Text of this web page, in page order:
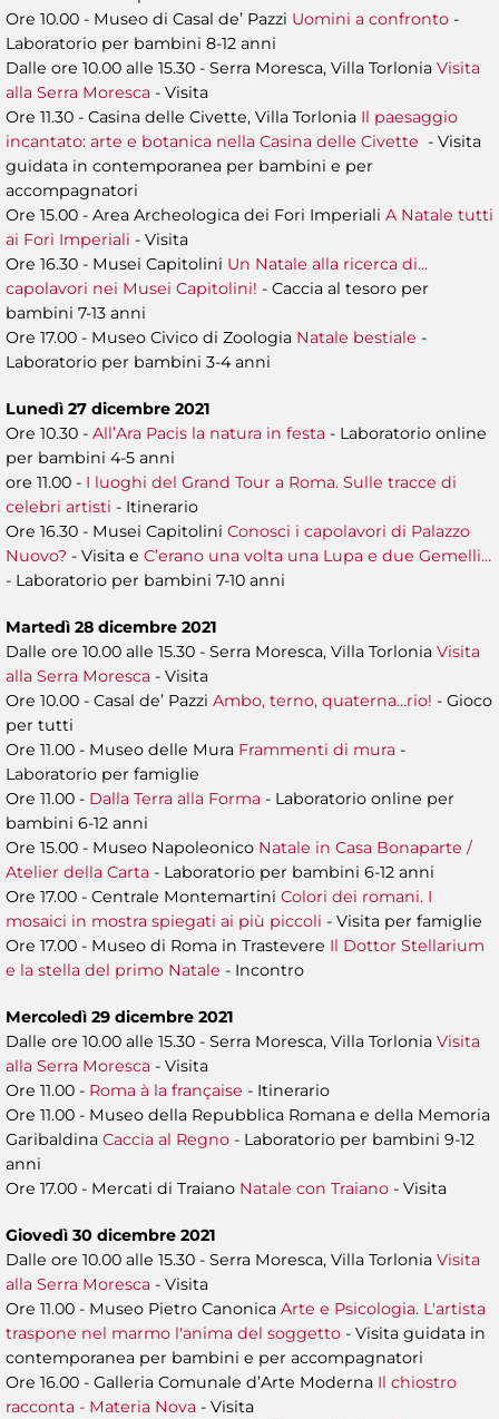
Ore 10.00 - Museo di Casal de’ Pazzi Uomini a confronto -
Laboratorio per bambini 8-12 anni
Dalle ore 10.00 alle 15.30 - Serra Moresca, Villa Torlonia Visita
alla Serra Moresca - Visita
Ore 11.30 - Casina delle Civette, Villa Torlonia Il paesaggio
incantato: arte e botanica nella Casina delle Civette - Visita
guidata in contemporanea per bambini e per
accompagnatori
Ore 15.00 - Area Archeologica dei Fori Imperiali A Natale tutti
ai Fori Imperiali - Visita
Ore 16.30 - Musei Capitolini Un Natale alla ricerca di...
capolavori nei Musei Capitolini! - Caccia al tesoro per
bambini 7-13 anni
Ore 17.00 - Museo Civico di Zoologia Natale bestiale -
Laboratorio per bambini 3-4 anni
Lunedì 27 dicembre 2021
Ore 10.30 - All’Ara Pacis la natura in festa - Laboratorio online
per bambini 4-5 anni
ore 11.00 - I luoghi del Grand Tour a Roma. Sulle tracce di
celebri artisti - Itinerario
Ore 16.30 - Musei Capitolini Conosci i capolavori di Palazzo
Nuovo? - Visita e C’erano una volta una Lupa e due Gemelli…
- Laboratorio per bambini 7-10 anni
Martedì 28 dicembre 2021
Dalle ore 10.00 alle 15.30 - Serra Moresca, Villa Torlonia Visita
alla Serra Moresca - Visita
Ore 10.00 - Casal de’ Pazzi Ambo, terno, quaterna…rio! - Gioco
per tutti
Ore 11.00 - Museo delle Mura Frammenti di mura -
Laboratorio per famiglie
Ore 11.00 - Dalla Terra alla Forma - Laboratorio online per
bambini 6-12 anni
Ore 15.00 - Museo Napoleonico Natale in Casa Bonaparte /
Atelier della Carta - Laboratorio per bambini 6-12 anni
Ore 17.00 - Centrale Montemartini Colori dei romani. I
mosaici in mostra spiegati ai più piccoli - Visita per famiglie
Ore 17.00 - Museo di Roma in Trastevere Il Dottor Stellarium
e la stella del primo Natale - Incontro
Mercoledì 29 dicembre 2021
Dalle ore 10.00 alle 15.30 - Serra Moresca, Villa Torlonia Visita
alla Serra Moresca - Visita
Ore 11.00 - Roma à la française - Itinerario
Ore 11.00 - Museo della Repubblica Romana e della Memoria
Garibaldina Caccia al Regno - Laboratorio per bambini 9-12
anni
Ore 17.00 - Mercati di Traiano Natale con Traiano - Visita
Giovedì 30 dicembre 2021
Dalle ore 10.00 alle 15.30 - Serra Moresca, Villa Torlonia Visita
alla Serra Moresca - Visita
Ore 11.00 - Museo Pietro Canonica Arte e Psicologia. L'artista
traspone nel marmo l'anima del soggetto - Visita guidata in
contemporanea per bambini e per accompagnatori
Ore 16.00 - Galleria Comunale d’Arte Moderna Il chiostro
racconta - Materia Nova - Visita